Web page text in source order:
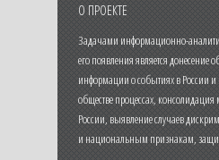
О ПРОЕКТЕ
Задачами информационно-
его появления является донесение
информации о событиях в России
обществе процессах,
России, выявление случаев
и национальным признакам,